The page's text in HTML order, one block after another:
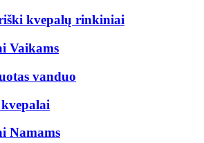
kvepalų rinkiniai
Vaikams
vanduo
Namams